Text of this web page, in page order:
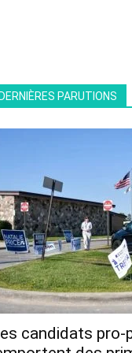
PARUTIONS
candidats pro-